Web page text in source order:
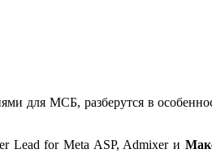
для МСБ, разберутся в
Lead for Meta ASP, Admixer и